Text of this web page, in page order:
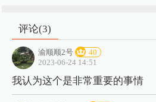
评论(3)
渝顺顺2号
40
2023-06-24 14:51
我认为这个是非常重要的事情